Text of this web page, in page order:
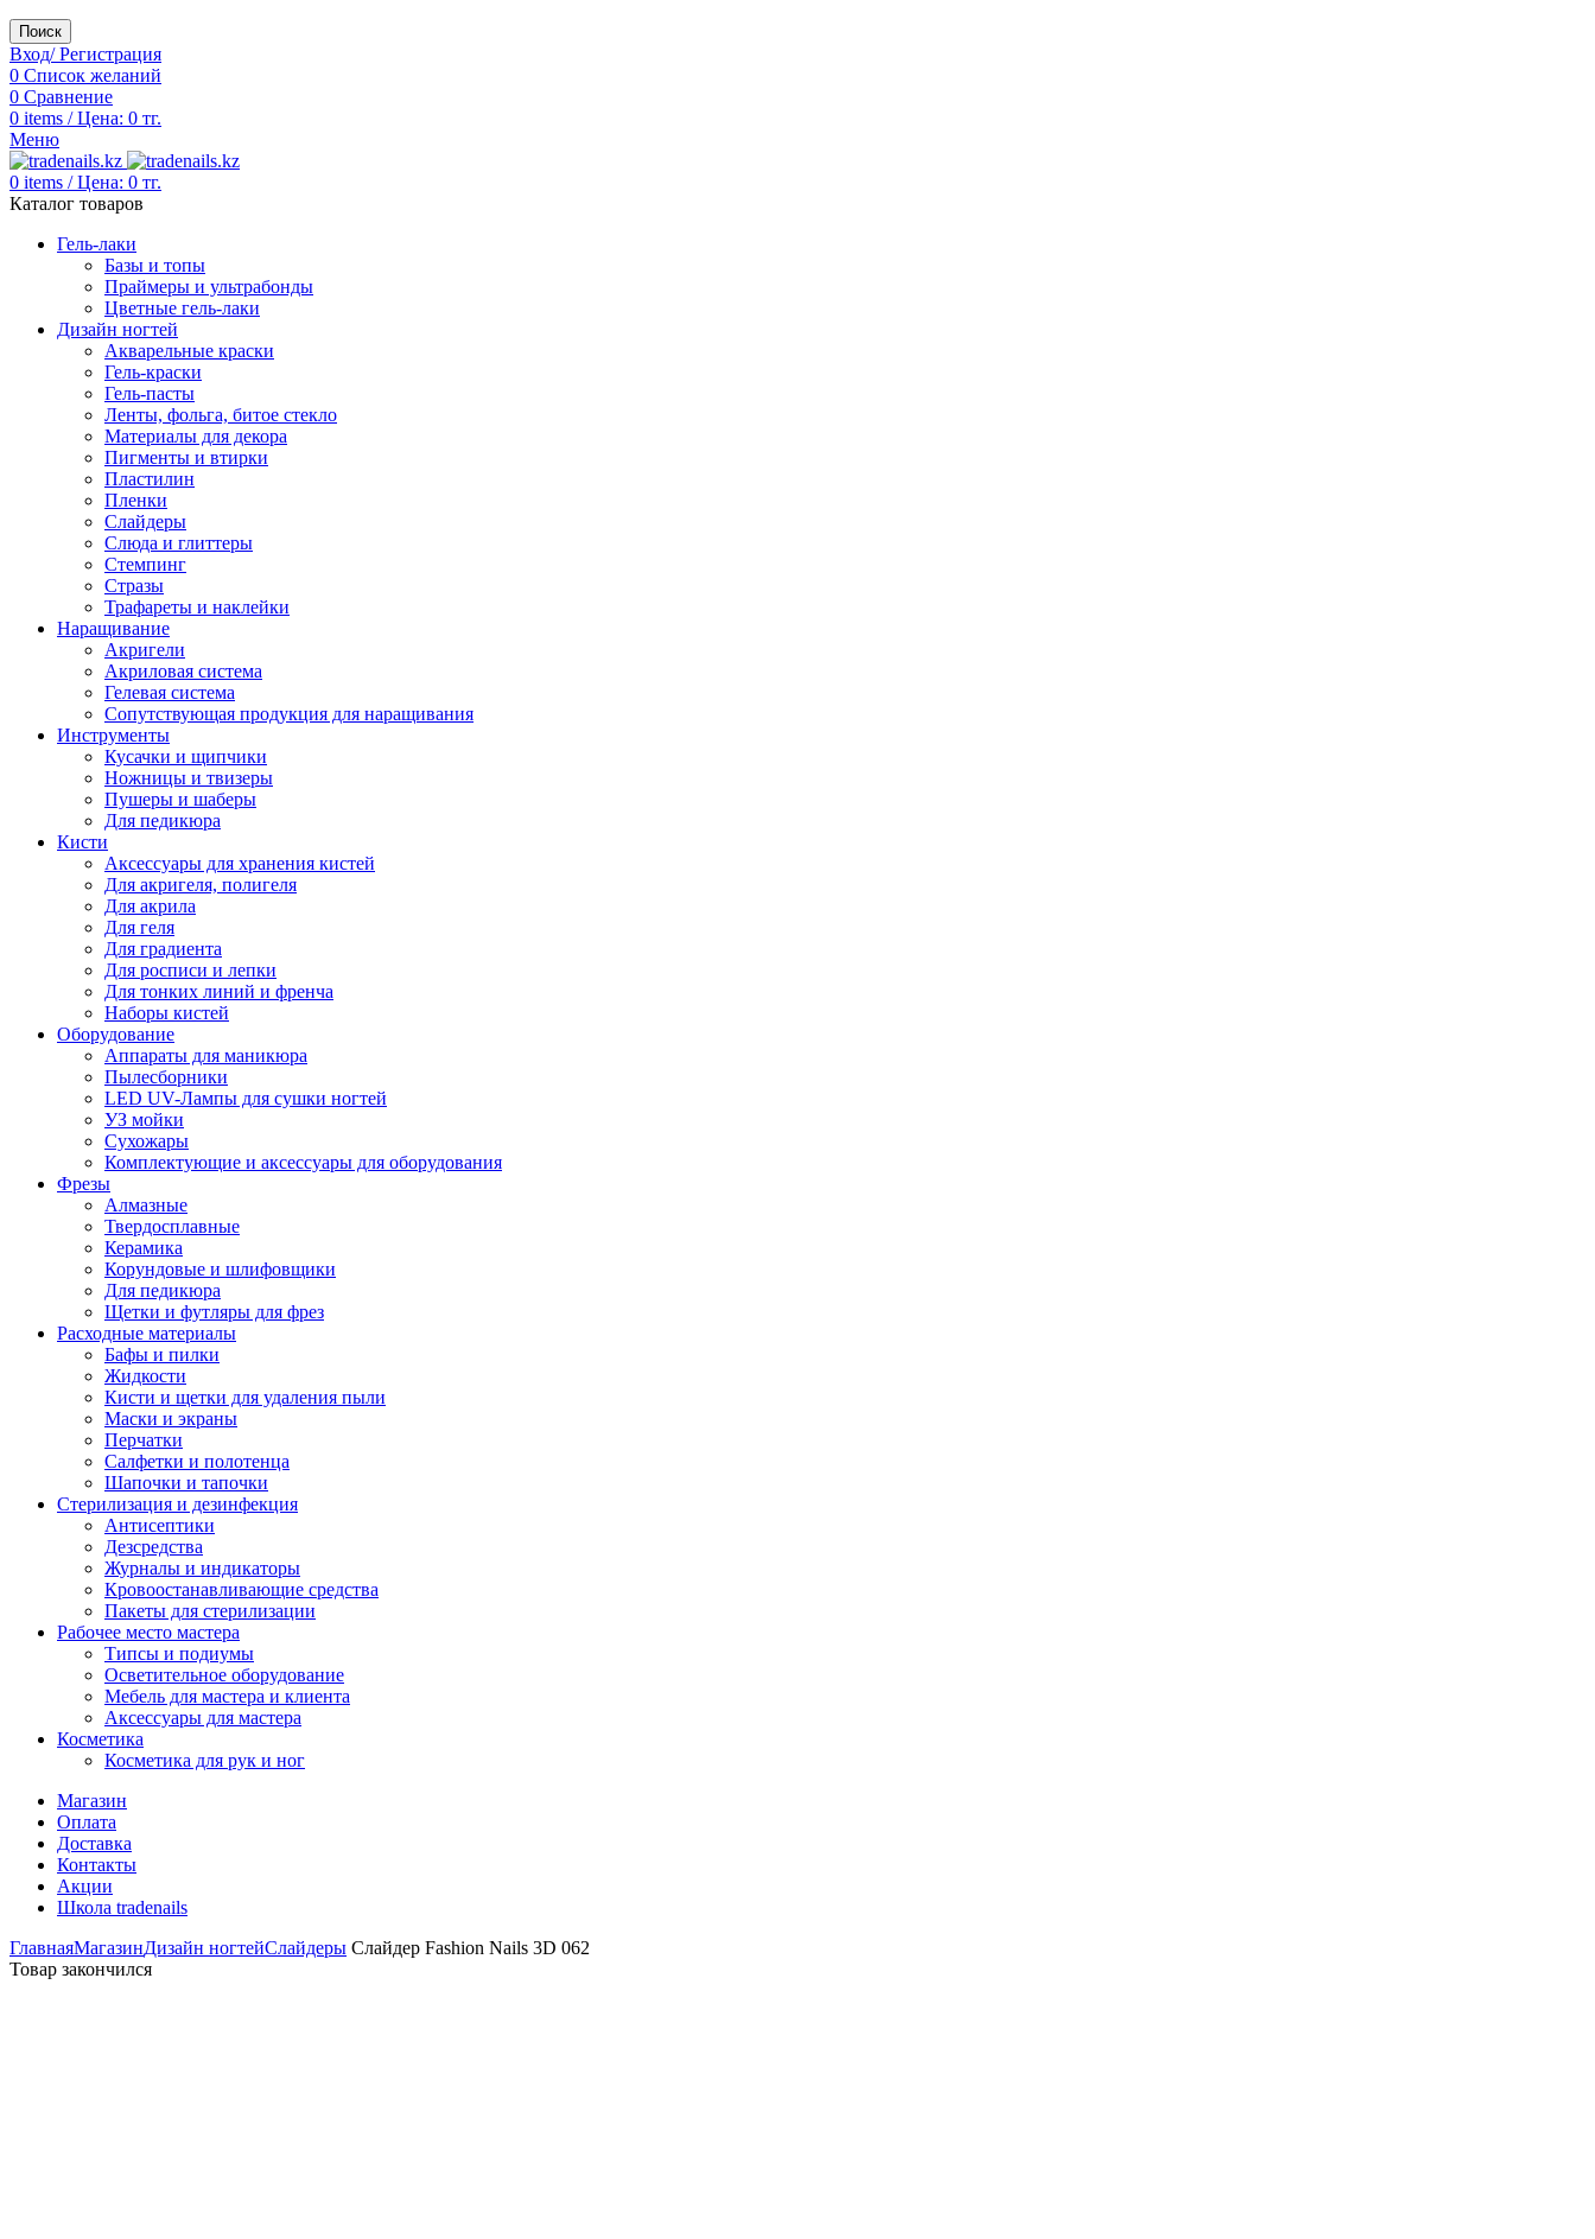
Поиск
Вход/ Регистрация
0 Список желаний
0 Сравнение
0 items / Цена: 0 тг.
Меню
0 items / Цена: 0 тг.
Каталог товаров
Гель-лаки
Базы и топы
Праймеры и ультрабонды
Цветные гель-лаки
Дизайн ногтей
Акварельные краски
Гель-краски
Гель-пасты
Ленты, фольга, битое стекло
Материалы для декора
Пигменты и втирки
Пластилин
Пленки
Слайдеры
Слюда и глиттеры
Стемпинг
Стразы
Трафареты и наклейки
Наращивание
Акригели
Акриловая система
Гелевая система
Сопутствующая продукция для наращивания
Инструменты
Кусачки и щипчики
Ножницы и твизеры
Пушеры и шаберы
Для педикюра
Кисти
Аксессуары для хранения кистей
Для акригеля, полигеля
Для акрила
Для геля
Для градиента
Для росписи и лепки
Для тонких линий и френча
Наборы кистей
Оборудование
Аппараты для маникюра
Пылесборники
LED UV-Лампы для сушки ногтей
УЗ мойки
Сухожары
Комплектующие и аксессуары для оборудования
Фрезы
Алмазные
Твердосплавные
Керамика
Корундовые и шлифовщики
Для педикюра
Щетки и футляры для фрез
Расходные материалы
Бафы и пилки
Жидкости
Кисти и щетки для удаления пыли
Маски и экраны
Перчатки
Салфетки и полотенца
Шапочки и тапочки
Стерилизация и дезинфекция
Антисептики
Дезсредства
Журналы и индикаторы
Кровоостанавливающие средства
Пакеты для стерилизации
Рабочее место мастера
Типсы и подиумы
Осветительное оборудование
Мебель для мастера и клиента
Аксессуары для мастера
Косметика
Косметика для рук и ног
Магазин
Оплата
Доставка
Контакты
Акции
Школа tradenails
ГлавнаяМагазинДизайн ногтейСлайдеры Слайдер Fashion Nails 3D 062
Товар закончился